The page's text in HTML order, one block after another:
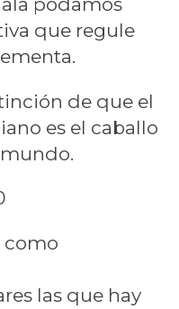
que regule
de que el
es el caballo
como
las que hay